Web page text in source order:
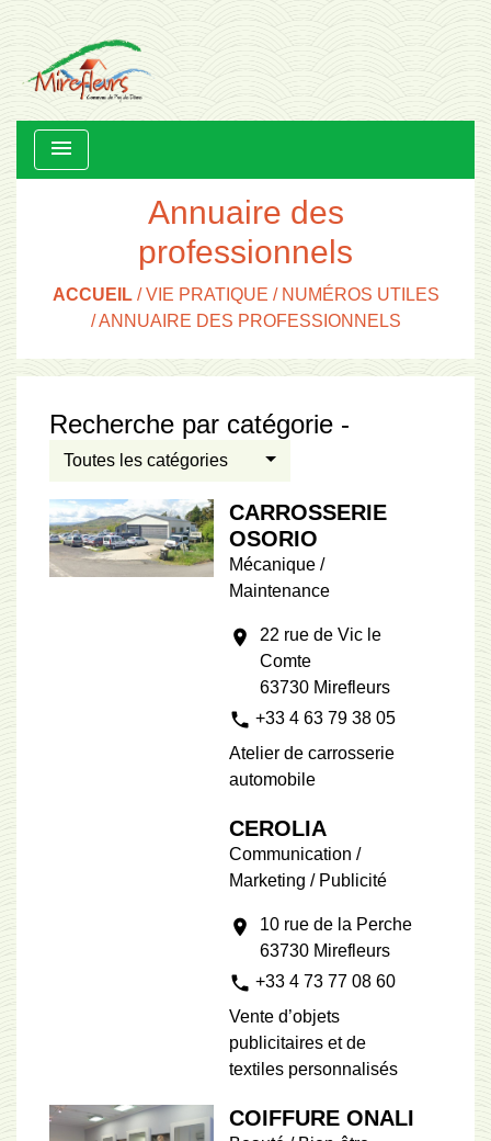
menu
Annuaire des
professionnels
ACCUEIL/VIE PRATIQUE / NUMÉROS UTILES
/ANNUAIRE DES PROFESSIONNELS
Recherche par catégorie -
Toutes les catégories
CARROSSERIE
OSORIO
Mécanique /
Maintenance
location_on
22 rue de Vic le
Comte
63730 Mirefleurs
phone +33 4 63 79 38 05
Atelier de carrosserie
automobile
CEROLIA
Communication /
Marketing / Publicité
location_on
10 rue de la Perche
63730 Mirefleurs
phone +33 4 73 77 08 60
Vente d’objets
publicitaires et de
textiles personnalisés
COIFFURE ONALI